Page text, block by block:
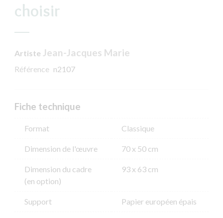
choisir
Artiste Jean-Jacques Marie
Référence n2107
Fiche technique
Format Classique
Dimension de l'​œuvre 70 x 50 cm
Dimension du cadre
(en option)
93 x 63 cm
Support Papier européen épais